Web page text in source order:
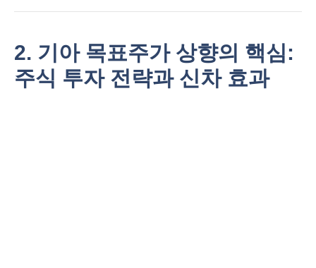
2. 기아 목표주가 상향의 핵심:
주식 투자 전략과 신차 효과